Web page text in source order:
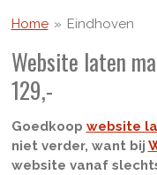
Home » Eindhoven
Website laten
129,-
Goedkoop website
niet verder, want bij
website vanaf